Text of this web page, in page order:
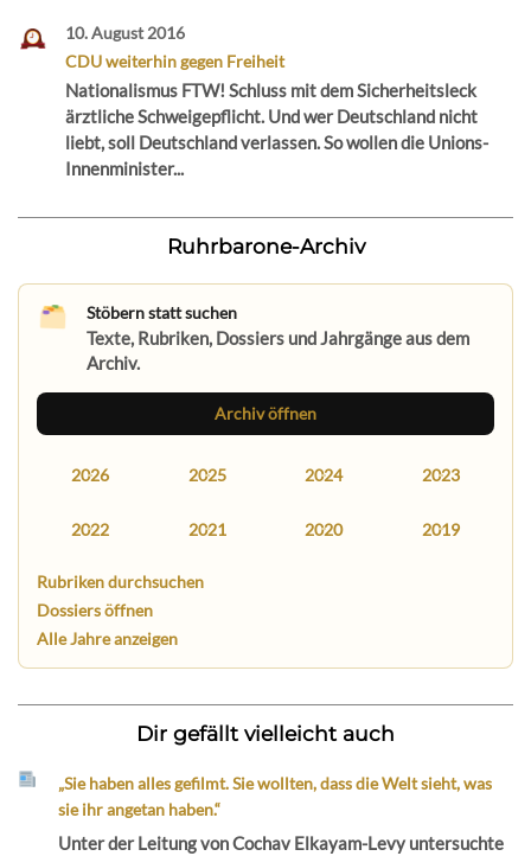
10. August 2016
CDU weiterhin gegen Freiheit
Nationalismus FTW! Schluss mit dem Sicherheitsleck
ärztliche Schweigepflicht. Und wer Deutschland nicht
liebt, soll Deutschland verlassen. So wollen die Unions-
Innenminister...
Ruhrbarone-Archiv
Stöbern statt suchen
Texte, Rubriken, Dossiers und Jahrgänge aus dem
Archiv.
Archiv öffnen
2026 2025 2024 2023
2022 2021 2020 2019
Rubriken durchsuchen
Dossiers öffnen
Alle Jahre anzeigen
Dir gefällt vielleicht auch
„Sie haben alles gefilmt. Sie wollten, dass die Welt sieht, was
sie ihr angetan haben.“
Unter der Leitung von Cochav Elkayam-Levy untersuchte